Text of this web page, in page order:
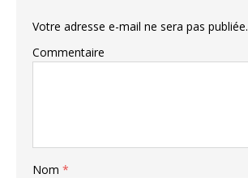
Votre adresse e-mail ne sera pas publiée.
Commentaire
Nom *